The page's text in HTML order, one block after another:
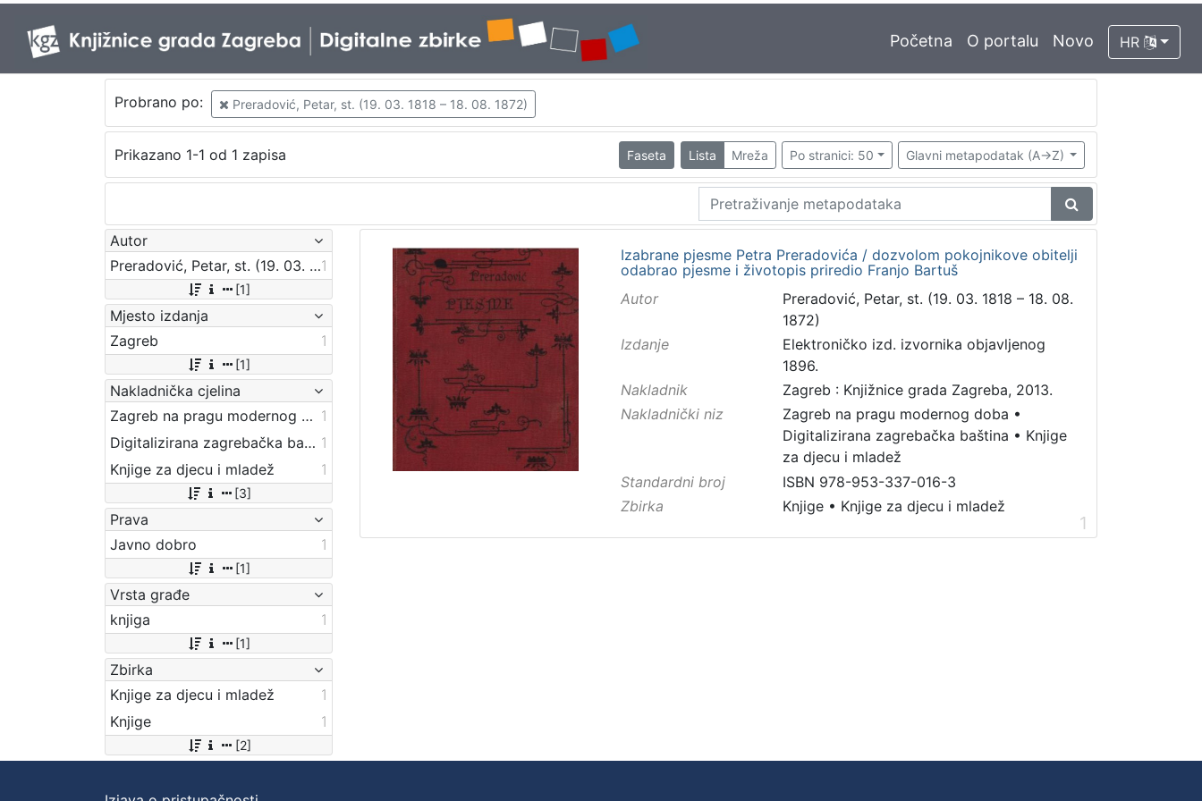
Početna O portalu Novo HR
Probrano po: Preradović, Petar, st. (19. 03. 1818 – 18. 08. 1872)
Prikazano 1-1 od 1 zapisa Faseta Lista Mreža Po stranici: 50 Glavni metapodatak (A->Z)
Autor
Preradović, Petar, st. (19. 03. 1818 – 18. 08. 1872)1
[1]
Mjesto izdanja
Zagreb
1
[1]
Nakladnička cjelina
Zagreb na pragu modernog doba 1
Digitalizirana zagrebačka baština 1
Knjige za djecu i mladež
1
[3]
Prava
Javno dobro
1
[1]
Vrsta građe
knjiga
1
[1]
Zbirka
Knjige za djecu i mladež
1
Knjige
1
[2]
Izabrane pjesme Petra Preradovića / dozvolom pokojnikove obitelji
odabrao pjesme i životopis priredio Franjo Bartuš
Autor
Preradović, Petar, st. (19. 03. 1818 – 18. 08.
1872)
Izdanje
Elektroničko izd. izvornika objavljenog
1896.
Nakladnik
Zagreb : Knjižnice grada Zagreba, 2013.
Nakladnički niz
Zagreb na pragu modernog doba •
Digitalizirana zagrebačka baština • Knjige
za djecu i mladež
Standardni broj
ISBN 978-953-337-016-3
Zbirka
Knjige• Knjige za djecu i mladež
1